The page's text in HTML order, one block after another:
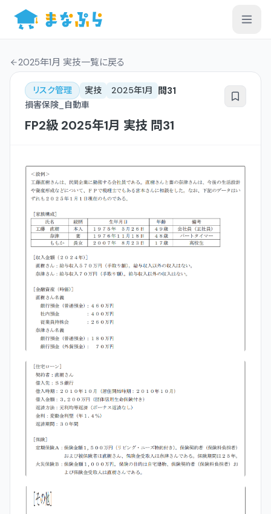
2025年1月 実技一覧に戻る
リスク管理 実技 2025年1月 問31
損害保険_自動車
FP2級 2025年1月 実技 問31